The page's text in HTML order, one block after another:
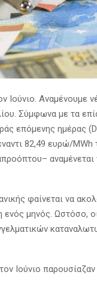
Ιούνιο. Αναμένουμε
Σύμφωνα με τα
επόμενης ημέρας
82,49 ευρώ/
φαίνεται να
μηνός. Ωστόσο,
Ιούνιο